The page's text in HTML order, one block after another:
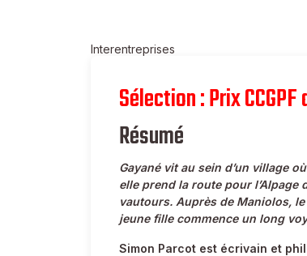
Sélection : Prix
Résumé
Gayané vit au sein d’un village
elle prend la route pour
vautours. Auprès de Maniolos,
jeune fille commence un long
Simon Parcot est écrivain et